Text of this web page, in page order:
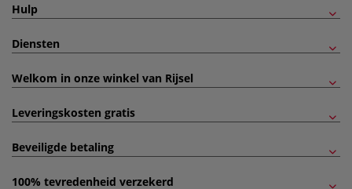
Hulp
Diensten
Welkom in onze winkel van Rijsel
Leveringskosten gratis
Beveiligde betaling
100% tevredenheid verzekerd